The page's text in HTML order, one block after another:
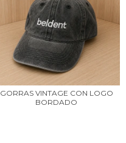
GORRAS VINTAGE CON LOGO
BORDADO